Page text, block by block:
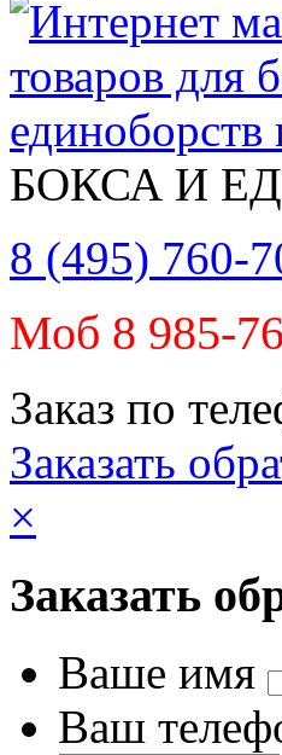
БОКСА И
8 (495) 760-
Моб 8 985-
Заказ по
Заказать
×
Заказать
Ваше имя
Ваш